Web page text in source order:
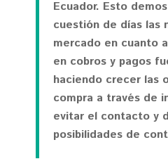
Novedades
Términos y Condiciones
Términos y Condiciones
Promoción Datafast
Políticas
TenTén
Soluciones integrales
DataPOS
Datakiosko
Dataweb
Datalink
Herramientas
Calculadora de comisiones
Magento
Prestashop
Otras Funciones
Preguntas Frecuentes
Verificación de Transacciones
Contrata
Ecuador. Esto
cuestión de días las
mercado en cuanto
en cobros y pagos
haciendo crecer las
compra a través de
evitar el contacto y
posibilidades de